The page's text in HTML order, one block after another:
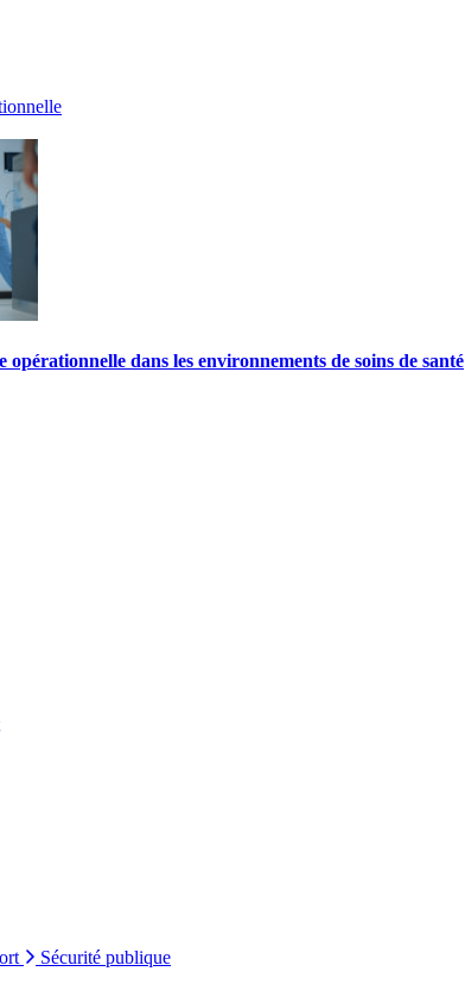
dans les environnements de soins de santé
Sécurité publique